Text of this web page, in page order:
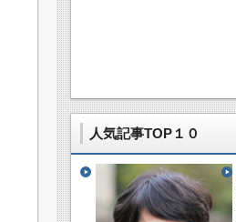
人気記事TOP１０